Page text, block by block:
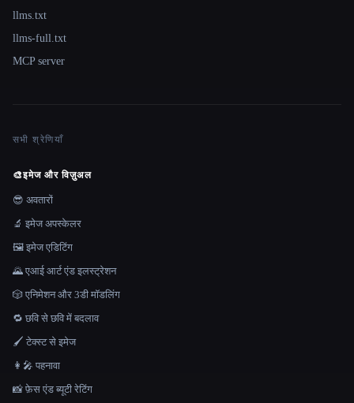
llms.txt
llms-full.txt
MCP server
सभी श्रेणियाँ
🎨इमेज और विज़ुअल
😎 अवतारों
🔬 इमेज अपस्केलर
🖼️ इमेज एडिटिंग
🌄 एआई आर्ट एंड इलस्ट्रेशन
🎲 एनिमेशन और 3डी मॉडलिंग
🔁 छवि से छवि में बदलाव
🖌️ टेक्स्ट से इमेज
👩‍🎤 पहनावा
📸 फ़ेस एंड ब्यूटी रेटिंग